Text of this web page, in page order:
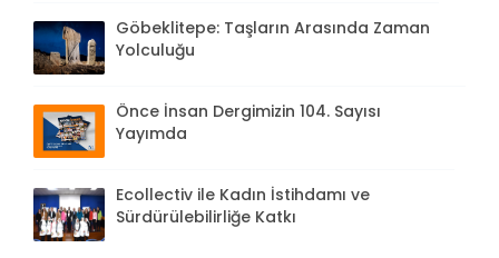
Göbeklitepe: Taşların Arasında Zaman
Yolculuğu
Önce İnsan Dergimizin 104. Sayısı
Yayımda
Ecollectiv ile Kadın İstihdamı ve
Sürdürülebilirliğe Katkı